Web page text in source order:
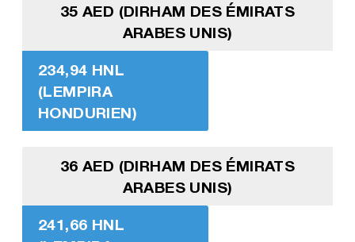
35 AED (DIRHAM DES ÉMIRATS
ARABES UNIS)
234,94 HNL
(LEMPIRA
HONDURIEN)
36 AED (DIRHAM DES ÉMIRATS
ARABES UNIS)
241,66 HNL